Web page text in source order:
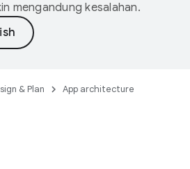
mengandung kesalahan.
& Plan App architecture